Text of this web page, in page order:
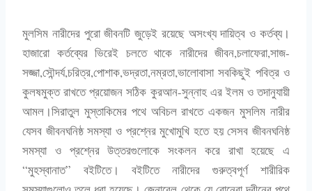
মুলসিম নারীদের পুরো জীবনটি জুড়েই রয়েছে অসংখ্য দায়িত্ব ও কর্তব্য।
হাজারো কর্তব্যের ভিরেই চলতে থাকে নারীদের জীবন,চলাফেরা,সাজ-
সজ্জা,সৌন্দর্য,চরিত্র,পোশাক,ভদ্রতা,নম্রতা,ভালোবাসা সবকিছুই পবিত্র ও
কুলষমুক্ত রাখতে প্রয়োজন সঠিক কুরআন-সুন্নাহ এর ইলম ও তদানুযায়ী
আমল।সিরাতুল মুস্তাকিমের পথে অবিচল রাখতে একজন মুসলিম নারীর
যেসব জীবনঘনিষ্ঠ সমস্যা ও প্রশ্নের মুখোমুখি হতে হয় সেসব জীবনঘনিষ্ঠ
সমস্যা ও প্রশ্নের উত্তরগুলোকে সংকলন করে রাখা হয়েছে এ
“মুহস্বানাত” বইটিতে। বইটিতে নারীদের গুরুত্বপূর্ণ শারীরিক